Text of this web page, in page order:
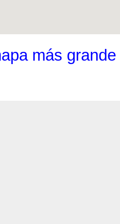
más grande